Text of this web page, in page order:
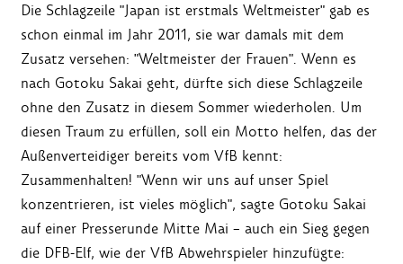
Die Schlagzeile "Japan ist erstmals Weltmeister" gab es
schon einmal im Jahr 2011, sie war damals mit dem
Zusatz versehen: "Weltmeister der Frauen". Wenn es
nach Gotoku Sakai geht, dürfte sich diese Schlagzeile
ohne den Zusatz in diesem Sommer wiederholen. Um
diesen Traum zu erfüllen, soll ein Motto helfen, das der
Außenverteidiger bereits vom VfB kennt:
Zusammenhalten! "Wenn wir uns auf unser Spiel
konzentrieren, ist vieles möglich", sagte Gotoku Sakai
auf einer Presserunde Mitte Mai – auch ein Sieg gegen
die DFB-Elf, wie der VfB Abwehrspieler hinzufügte: